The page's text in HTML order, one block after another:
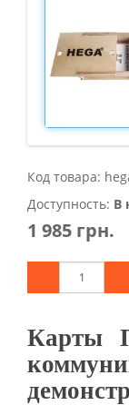
Код товара:
Доступность: В
1 985 грн.
Карты